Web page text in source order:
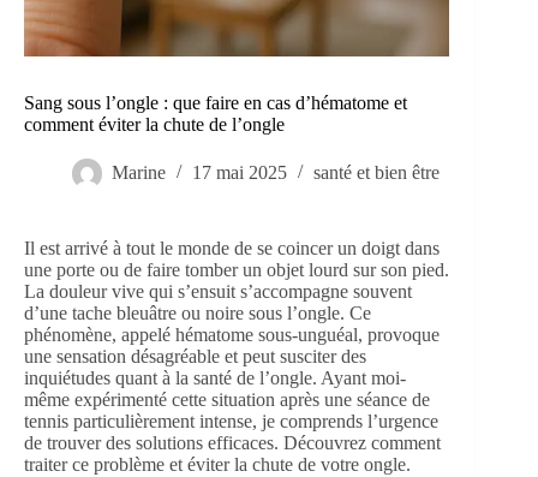
Sang sous l’ongle : que faire en cas d’hématome et
comment éviter la chute de l’ongle
Marine 17 mai 2025 santé et bien être
Il est arrivé à tout le monde de se coincer un doigt dans
une porte ou de faire tomber un objet lourd sur son pied.
La douleur vive qui s’ensuit s’accompagne souvent
d’une tache bleuâtre ou noire sous l’ongle. Ce
phénomène, appelé hématome sous-unguéal, provoque
une sensation désagréable et peut susciter des
inquiétudes quant à la santé de l’ongle. Ayant moi-
même expérimenté cette situation après une séance de
tennis particulièrement intense, je comprends l’urgence
de trouver des solutions efficaces. Découvrez comment
traiter ce problème et éviter la chute de votre ongle.